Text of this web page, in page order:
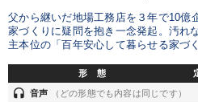
父から継いだ地場工務店を３年で10億
家づくりに疑問を抱き一念発起。汚
主本位の「百年安心して暮らせる家づ
形 態
headset 音声 （どの形態でも内容は同じです）